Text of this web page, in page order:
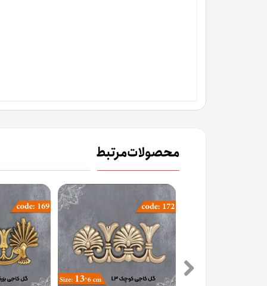
محصولات مرتبط